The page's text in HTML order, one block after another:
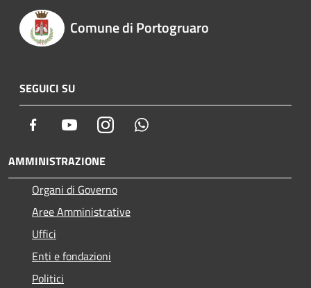
Comune di Portogruaro
SEGUICI SU
Facebook YoutubeInstagram
AMMINISTRAZIONE
Organi di Governo
Aree Amministrative
Uffici
Enti e fondazioni
Politici